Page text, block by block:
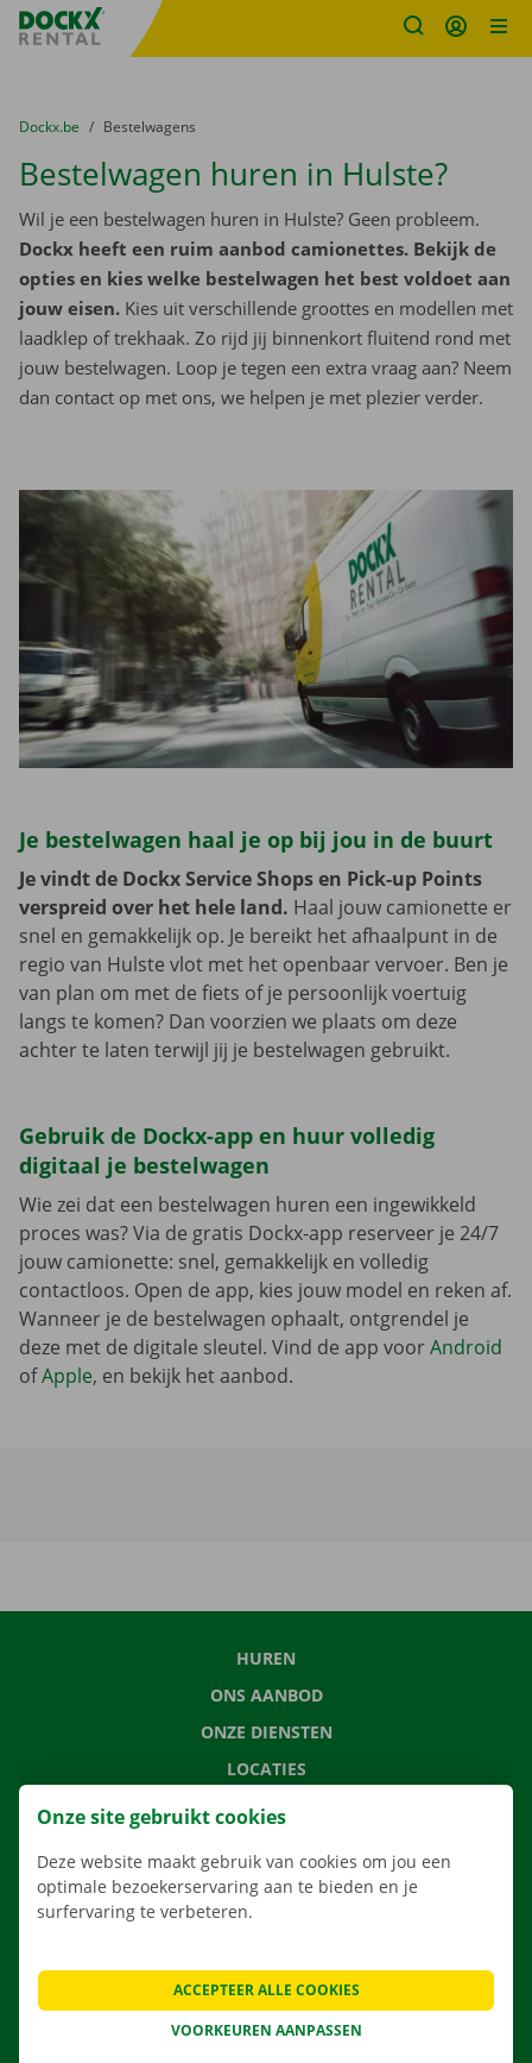
Fratello DEMO
U bevindt zich hier:
van
Dockx.be naar
Bestelwagens
Bestelwagen huren in Hulste?
Wil je een bestelwagen huren in Hulste? Geen probleem.
Dockx heeft een ruim aanbod camionettes. Bekijk de
opties en kies welke bestelwagen het best voldoet aan
jouw eisen. Kies uit verschillende groottes en modellen met
laadklep of trekhaak. Zo rijd jij binnenkort fluitend rond met
jouw bestelwagen. Loop je tegen een extra vraag aan? Neem
dan contact op met ons, we helpen je met plezier verder.
Je bestelwagen haal je op bij jou in de buurt
Je vindt de Dockx Service Shops en Pick-up Points
verspreid over het hele land. Haal jouw camionette er
snel en gemakkelijk op. Je bereikt het afhaalpunt in de
regio van Hulste vlot met het openbaar vervoer. Ben je
van plan om met de fiets of je persoonlijk voertuig
langs te komen? Dan voorzien we plaats om deze
achter te laten terwijl jij je bestelwagen gebruikt.
Gebruik de Dockx-app en huur volledig
digitaal je bestelwagen
Wie zei dat een bestelwagen huren een ingewikkeld
proces was? Via de gratis Dockx-app reserveer je 24/7
jouw camionette: snel, gemakkelijk en volledig
contactloos. Open de app, kies jouw model en reken af.
Wanneer je de bestelwagen ophaalt, ontgrendel je
deze met de digitale sleutel. Vind de app voorAndroid
ofApple, en bekijk het aanbod.
HUREN
ONS AANBOD
ONZE DIENSTEN
LOCATIES
APP
VEELGESTELDE VRAGEN
NIEUWS
Onze site gebruikt cookies
Deze website maakt gebruik van cookies om jou een
optimale bezoekerservaring aan te bieden en je
surfervaring te verbeteren.
VOORKEUREN AANPASSEN
ACCEPTEER ALLE COOKIES